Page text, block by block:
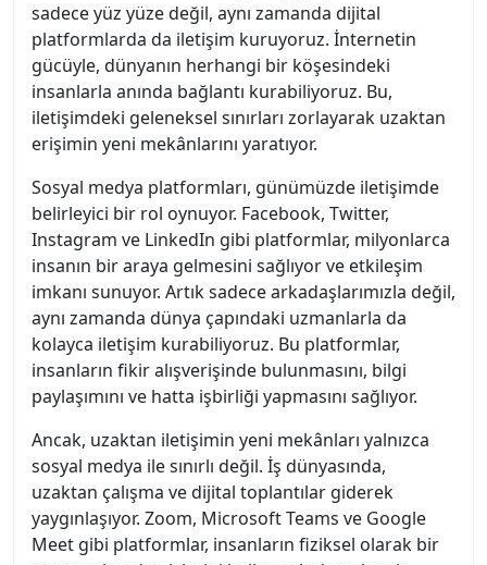
sadece yüz yüze değil, aynı zamanda dijital
platformlarda da iletişim kuruyoruz. İnternetin
gücüyle, dünyanın herhangi bir köşesindeki
insanlarla anında bağlantı kurabiliyoruz. Bu,
iletişimdeki geleneksel sınırları zorlayarak uzaktan
erişimin yeni mekânlarını yaratıyor.
Sosyal medya platformları, günümüzde iletişimde
belirleyici bir rol oynuyor. Facebook, Twitter,
Instagram ve LinkedIn gibi platformlar, milyonlarca
insanın bir araya gelmesini sağlıyor ve etkileşim
imkanı sunuyor. Artık sadece arkadaşlarımızla değil,
aynı zamanda dünya çapındaki uzmanlarla da
kolayca iletişim kurabiliyoruz. Bu platformlar,
insanların fikir alışverişinde bulunmasını, bilgi
paylaşımını ve hatta işbirliği yapmasını sağlıyor.
Ancak, uzaktan iletişimin yeni mekânları yalnızca
sosyal medya ile sınırlı değil. İş dünyasında,
uzaktan çalışma ve dijital toplantılar giderek
yaygınlaşıyor. Zoom, Microsoft Teams ve Google
Meet gibi platformlar, insanların fiziksel olarak bir